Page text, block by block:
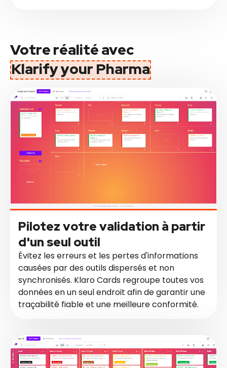
Votre réalité avec
Klarify your Pharma
Pilotez votre validation à partir
d'un seul outil
Évitez les erreurs et les pertes d'informations
causées par des outils dispersés et non
synchronisés. Klaro Cards regroupe toutes vos
données en un seul endroit afin de garantir une
traçabilité fiable et une meilleure conformité.